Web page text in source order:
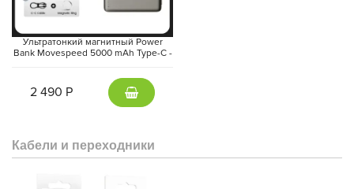
Ультратонкий магнитный Power
Bank Movespeed 5000 mAh Type-C -
2 490 Р
Кабели и переходники